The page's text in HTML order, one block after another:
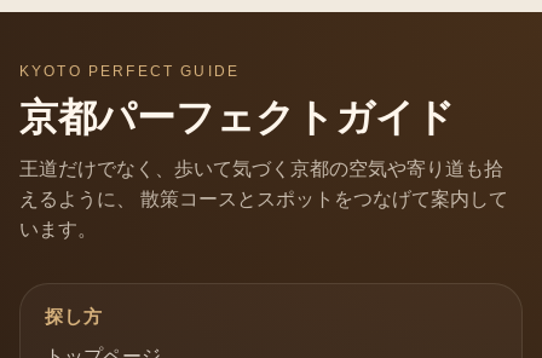
KYOTO PERFECT GUIDE
京都パーフェクトガイド
王道だけでなく、歩いて気づく京都の空気や寄り道も拾
えるように、 散策コースとスポットをつなげて案内して
います。
探し方